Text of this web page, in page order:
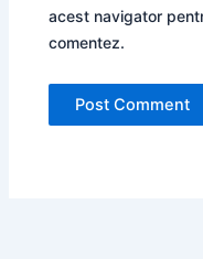
acest navigator
comentez.